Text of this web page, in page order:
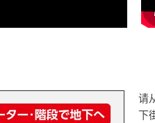
请
下